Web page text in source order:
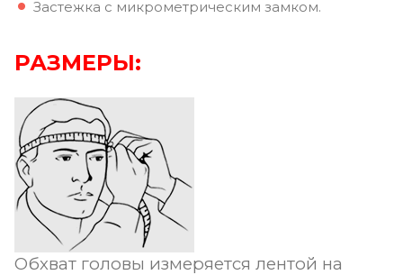
Застежка с микрометрическим замком.
РАЗМЕРЫ:
Обхват головы измеряется лентой на